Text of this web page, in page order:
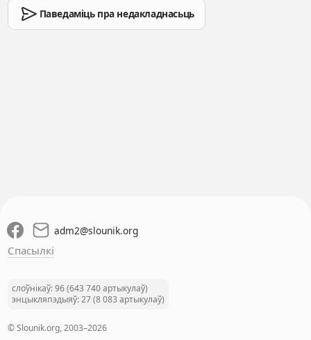
Паведаміць пра недакладнасьць
adm2@slounik.org
Спасылкі
слоўнікаў: 96 (643 740 артыкулаў)
энцыкляпэдыяў: 27 (8 083 артыкулаў)
© Slounik.org, 2003–2026